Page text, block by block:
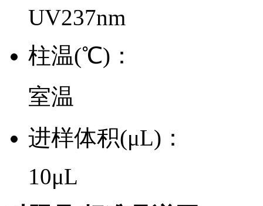
UV237nm
柱温(℃)：
室温
进样体积(μL)：
10μL